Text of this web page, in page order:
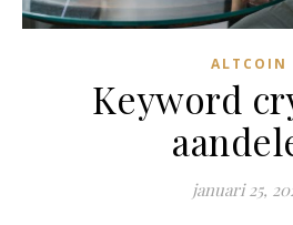
ALTCOIN
Keyword
januari 25,